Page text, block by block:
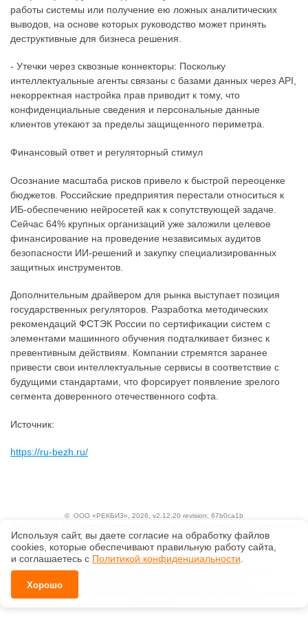
работы системы или получение ею ложных аналитических
выводов, на основе которых руководство может принять
деструктивные для бизнеса решения.
- Утечки через сквозные коннекторы: Поскольку
интеллектуальные агенты связаны с базами данных через API,
некорректная настройка прав приводит к тому, что
конфиденциальные сведения и персональные данные
клиентов утекают за пределы защищенного периметра.
Финансовый ответ и регуляторный стимул
Осознание масштаба рисков привело к быстрой переоценке
бюджетов. Российские предприятия перестали относиться к
ИБ-обеспечению нейросетей как к сопутствующей задаче.
Сейчас 64% крупных организаций уже заложили целевое
финансирование на проведение независимых аудитов
безопасности ИИ-решений и закупку специализированных
защитных инструментов.
Дополнительным драйвером для рынка выступает позиция
государственных регуляторов. Разработка методических
рекомендаций ФСТЭК России по сертификации систем с
элементами машинного обучения подталкивает бизнес к
превентивным действиям. Компании стремятся заранее
привести свои интеллектуальные сервисы в соответствие с
будущими стандартами, что форсирует появление зрелого
сегмента доверенного отечественного софта.
Источник:
https://ru-bezh.ru/
© ООО «РЕКБИЗ», 2026, v2.12.20 revision: 67b0ca1b
1.01, 3.01
Ценовая политика
Технологии
Исключительные авторские и смежные права принадлежат АО «Кодекс».
Положение по обработке и защите персональных данных
Справка о регистрации продуктов АО «Кодекс» в Реестре российского программного
Используя сайт, вы даете согласие на обработку файлов
сооkiеs, которые обеспечивают правильную работу сайта,
и соглашаетесь с Политикой конфиденциальности.
Хорошо